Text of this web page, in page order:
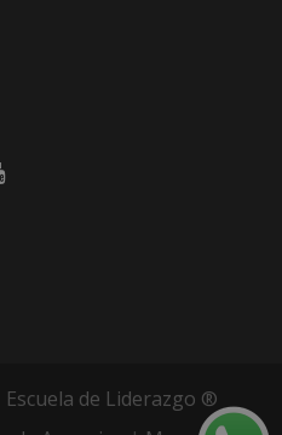
de Liderazgo ®